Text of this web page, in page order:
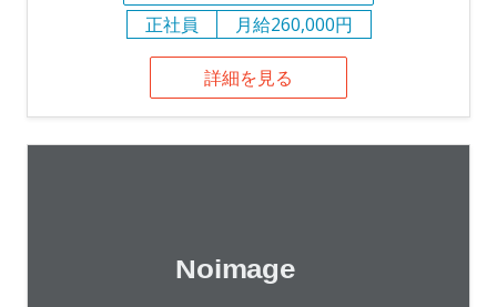
正社員
月給260,000円
詳細を見る